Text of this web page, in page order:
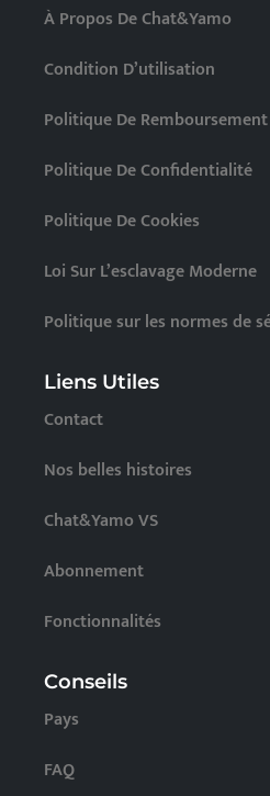
À Propos De Chat&Yamo
Condition D’utilisation
Politique De Remboursement
Politique De Confidentialité
Politique De Cookies
Loi Sur L’esclavage Moderne
Politique sur les normes de
Liens Utiles
Contact
Nos belles histoires
Chat&Yamo VS
Abonnement
Fonctionnalités
Conseils
Pays
FAQ